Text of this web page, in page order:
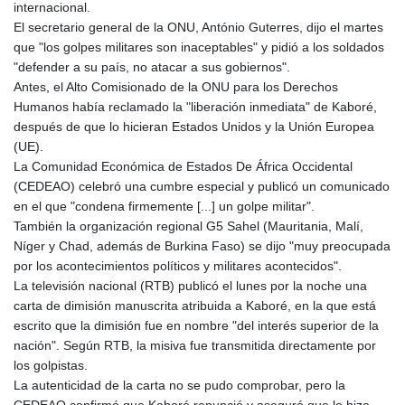
internacional.
El secretario general de la ONU, António Guterres, dijo el martes
que "los golpes militares son inaceptables" y pidió a los soldados
"defender a su país, no atacar a sus gobiernos".
Antes, el Alto Comisionado de la ONU para los Derechos
Humanos había reclamado la "liberación inmediata" de Kaboré,
después de que lo hicieran Estados Unidos y la Unión Europea
(UE).
La Comunidad Económica de Estados De África Occidental
(CEDEAO) celebró una cumbre especial y publicó un comunicado
en el que "condena firmemente [...] un golpe militar".
También la organización regional G5 Sahel (Mauritania, Malí,
Níger y Chad, además de Burkina Faso) se dijo "muy preocupada
por los acontecimientos políticos y militares acontecidos".
La televisión nacional (RTB) publicó el lunes por la noche una
carta de dimisión manuscrita atribuida a Kaboré, en la que está
escrito que la dimisión fue en nombre "del interés superior de la
nación". Según RTB, la misiva fue transmitida directamente por
los golpistas.
La autenticidad de la carta no se pudo comprobar, pero la